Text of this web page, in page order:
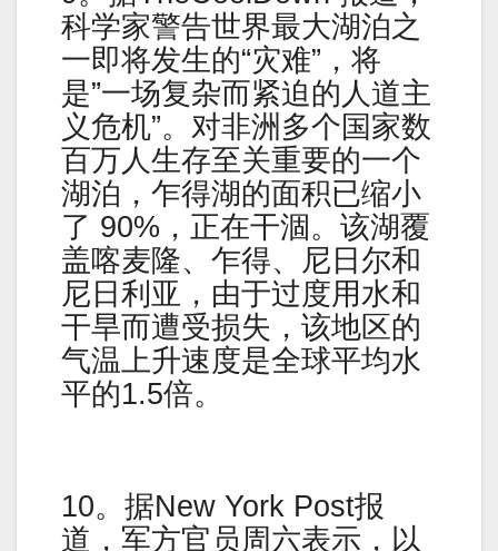
科学家警告世界最大湖泊之
一即将发生的“灾难”，将
是”一场复杂而紧迫的人道主
义危机”。对非洲多个国家数
百万人生存至关重要的一个
湖泊，乍得湖的面积已缩小
了 90%，正在干涸。该湖覆
盖喀麦隆、乍得、尼日尔和
尼日利亚，由于过度用水和
干旱而遭受损失，该地区的
气温上升速度是全球平均水
平的1.5倍。
10。据New York Post报
道，军方官员周六表示，以